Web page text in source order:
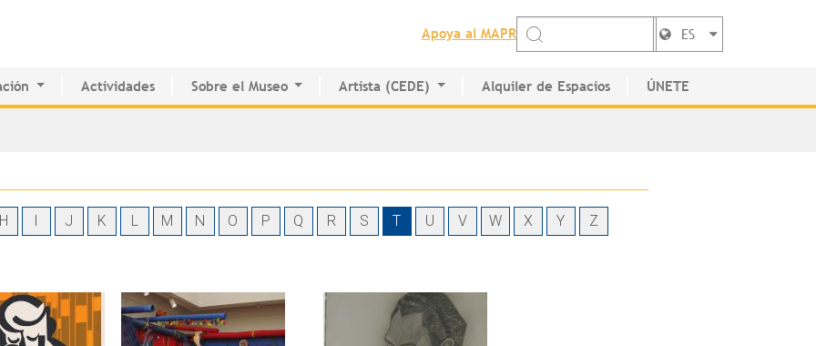
Apoya al MAPR
ES
de Innovación Educativa
Actividades Sobre el Museo
Historia del MAPR
Artista (CEDE)
CEDE
Alquiler de Espacios ÚNETE
H I J K L M N O P Q R S T U V W X Y Z